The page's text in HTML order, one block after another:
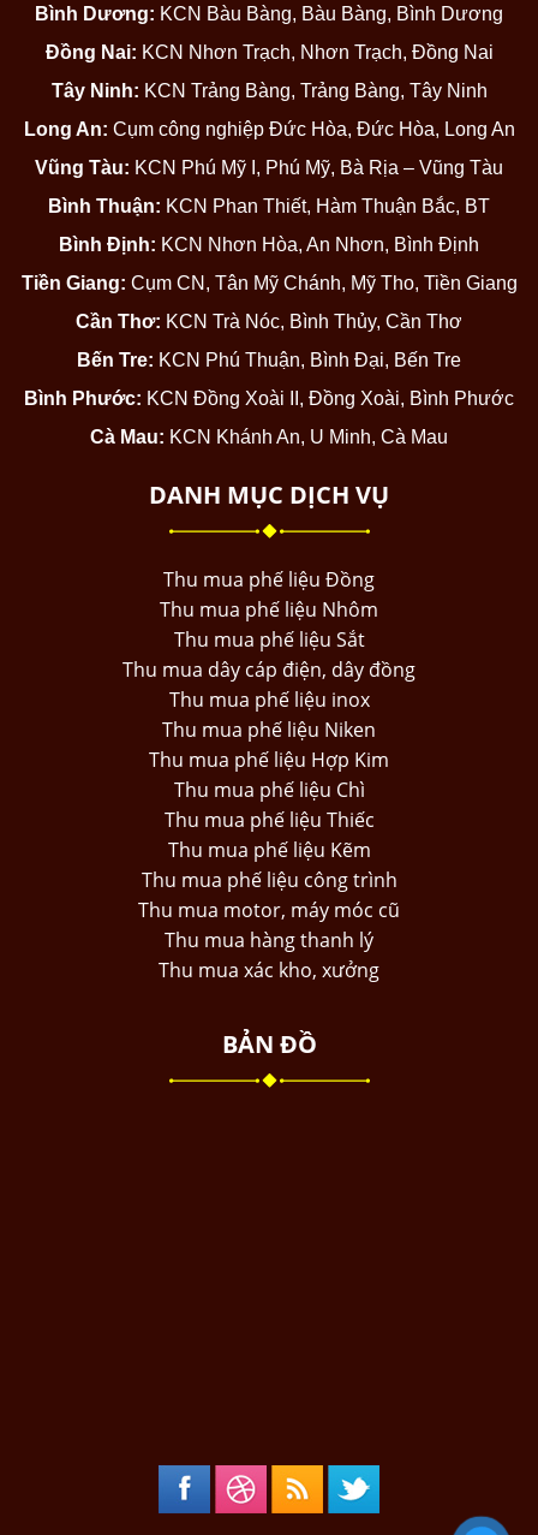
Bình Dương: KCN Bàu Bàng, Bàu Bàng, Bình Dương
Đồng Nai: KCN Nhơn Trạch, Nhơn Trạch, Đồng Nai
Tây Ninh: KCN Trảng Bàng, Trảng Bàng, Tây Ninh
Long An: Cụm công nghiệp Đức Hòa, Đức Hòa, Long An
Vũng Tàu: KCN Phú Mỹ I, Phú Mỹ, Bà Rịa – Vũng Tàu
Bình Thuận: KCN Phan Thiết, Hàm Thuận Bắc, BT
Bình Định: KCN Nhơn Hòa, An Nhơn, Bình Định
Tiền Giang: Cụm CN, Tân Mỹ Chánh, Mỹ Tho, Tiền Giang
Cần Thơ: KCN Trà Nóc, Bình Thủy, Cần Thơ
Bến Tre: KCN Phú Thuận, Bình Đại, Bến Tre
Bình Phước: KCN Đồng Xoài II, Đồng Xoài, Bình Phước
Cà Mau: KCN Khánh An, U Minh, Cà Mau
DANH MỤC DỊCH VỤ
Thu mua phế liệu Đồng
Thu mua phế liệu Nhôm
Thu mua phế liệu Sắt
Thu mua dây cáp điện, dây đồng
Thu mua phế liệu inox
Thu mua phế liệu Niken
Thu mua phế liệu Hợp Kim
Thu mua phế liệu Chì
Thu mua phế liệu Thiếc
Thu mua phế liệu Kẽm
Thu mua phế liệu công trình
Thu mua motor, máy móc cũ
Thu mua hàng thanh lý
Thu mua xác kho, xưởng
BẢN ĐỒ